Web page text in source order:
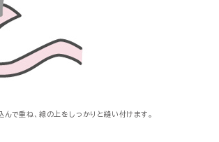
で重ね、線の上をしっかりと縫い付けます。